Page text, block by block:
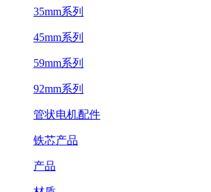
35mm系列
45mm系列
59mm系列
92mm系列
管状电机配件
铁芯产品
产品